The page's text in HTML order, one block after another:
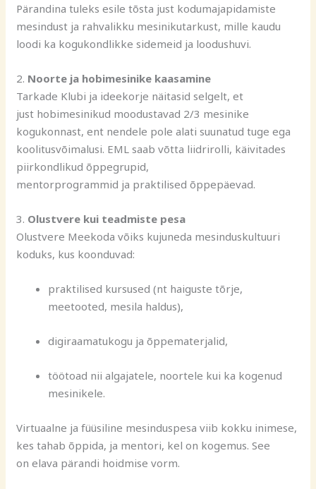
Pärandina tuleks esile tõsta just kodumajapidamiste
mesindust ja rahvalikku mesinikutarkust, mille kaudu
loodi ka kogukondlikke sidemeid ja loodushuvi.
2. Noorte ja hobimesinike kaasamine
Tarkade Klubi ja ideekorje näitasid selgelt, et
just hobimesinikud moodustavad 2/3 mesinike
kogukonnast, ent nendele pole alati suunatud tuge ega
koolitusvõimalusi. EML saab võtta liidrirolli, käivitades
piirkondlikud õppegrupid,
mentorprogrammid ja praktilised õppepäevad.
3. Olustvere kui teadmiste pesa
Olustvere Meekoda võiks kujuneda mesinduskultuuri
koduks, kus koonduvad:
praktilised kursused (nt haiguste tõrje,
meetooted, mesila haldus),
digiraamatukogu ja õppematerjalid,
töötoad nii algajatele, noortele kui ka kogenud
mesinikele.
Virtuaalne ja füüsiline mesinduspesa viib kokku inimese,
kes tahab õppida, ja mentori, kel on kogemus. See
on elava pärandi hoidmise vorm.